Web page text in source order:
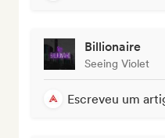
Billionaire
Seeing Violet
Escreveu um